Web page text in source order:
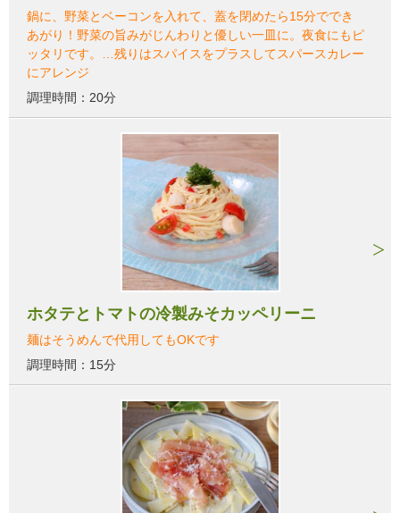
鍋に、野菜とベーコンを入れて、蓋を閉めたら15分ででき
あがり！野菜の旨みがじんわりと優しい一皿に。夜食にもピ
ッタリです。…残りはスパイスをプラスしてスパースカレー
にアレンジ
調理時間：20分
ホタテとトマトの冷製みそカッペリーニ
麺はそうめんで代用してもOKです
調理時間：15分